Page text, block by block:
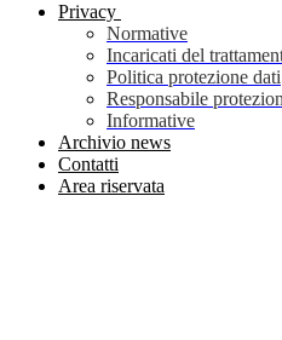
Privacy
Normative
Incaricati del
Politica protezione dati
Responsabile
Informative
Archivio news
Contatti
Area riservata